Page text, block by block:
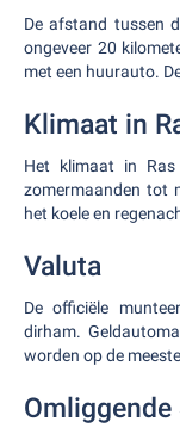
De afstand tussen
ongeveer 20
met een huurauto.
Klimaat in
Het klimaat in
zomermaanden tot
het koele en
Valuta
De officiële
dirham.
worden op de
Omliggende